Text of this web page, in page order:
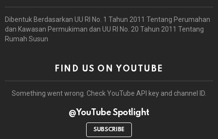
Dibentuk Berdasarkan UU RI No. 1 Tahun 2011 Tentang Perumahan
dan Kawasan Permukiman dan UU RI No. 20 Tahun 2011 Tentang
Rumah Susun
FIND US ON YOUTUBE
Something went wrong. Check YouTube API key and channel ID.
@YouTube Spotlight
SUBSCRIBE